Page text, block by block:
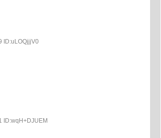
ID:uLOQjjjV0
ID:wqH+DJUEM